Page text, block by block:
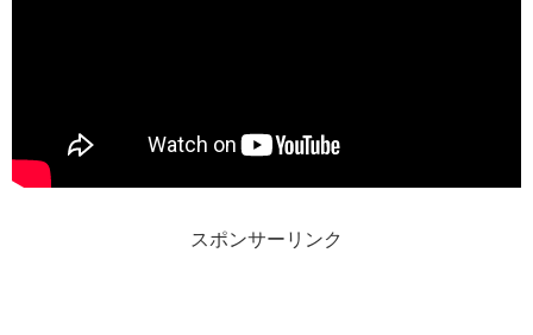
スポンサーリンク